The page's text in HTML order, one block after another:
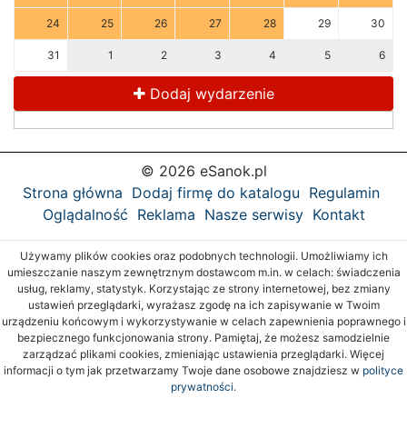
24 25 26 27 28 29 30
31 1 2 3 4 5 6
Dodaj wydarzenie
© 2026 eSanok.pl
Strona główna Dodaj firmę do katalogu Regulamin
Oglądalność Reklama Nasze serwisy Kontakt
Używamy plików cookies oraz podobnych technologii. Umożliwiamy ich
umieszczanie naszym zewnętrznym dostawcom m.in. w celach: świadczenia
usług, reklamy, statystyk. Korzystając ze strony internetowej, bez zmiany
ustawień przeglądarki, wyrażasz zgodę na ich zapisywanie w Twoim
urządzeniu końcowym i wykorzystywanie w celach zapewnienia poprawnego i
bezpiecznego funkcjonowania strony. Pamiętaj, że możesz samodzielnie
zarządzać plikami cookies, zmieniając ustawienia przeglądarki. Więcej
informacji o tym jak przetwarzamy Twoje dane osobowe znajdziesz w polityce
prywatności.